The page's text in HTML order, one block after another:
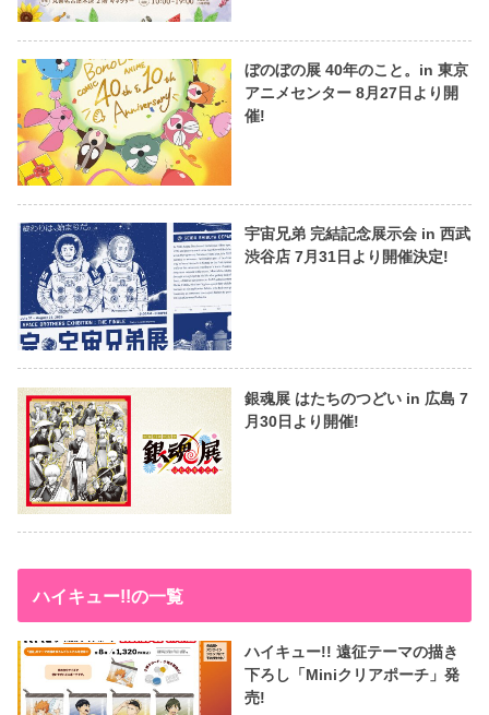
ぼのぼの展 40年のこと。in 東京
アニメセンター 8月27日より開
催!
宇宙兄弟 完結記念展示会 in 西武
渋谷店 7月31日より開催決定!
銀魂展 はたちのつどい in 広島 7
月30日より開催!
ハイキュー!!の一覧
ハイキュー!! 遠征テーマの描き
下ろし「Miniクリアポーチ」発
売!